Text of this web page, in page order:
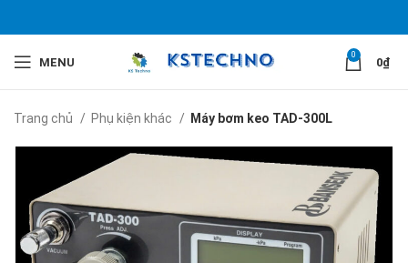
MENU
0
0₫
Trang chủ Phụ kiện khác Máy bơm keo TAD-300L